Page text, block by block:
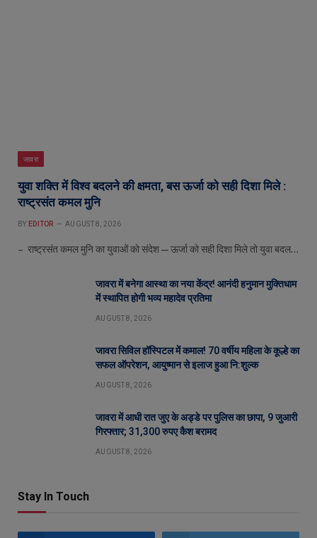
जावरा
युवा शक्ति में विश्व बदलने की क्षमता, बस ऊर्जा को सही दिशा मिले :
राष्ट्रसंत कमल मुनि
BY EDITOR AUGUST 8, 2026
– राष्ट्रसंत कमल मुनि का युवाओं को संदेश—ऊर्जा को सही दिशा मिले तो युवा बदल…
जावरा में बनेगा आस्था का नया केंद्र! आनंदी हनुमान मुक्तिधाम
में स्थापित होगी भव्य महादेव प्रतिमा
AUGUST 8, 2026
जावरा सिविल हॉस्पिटल में कमाल! 70 वर्षीय महिला के कूल्हे का
सफल ऑपरेशन, आयुष्मान से इलाज हुआ नि:शुल्क
AUGUST 8, 2026
जावरा में आधी रात जुए के अड्डे पर पुलिस का छापा, 9 जुआरी
गिरफ्तार; 31,300 रुपए कैश बरामद
AUGUST 8, 2026
Stay In Touch